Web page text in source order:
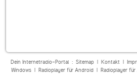
Dein Internetradio-Portal : Sitemap| Kontakt|
Windows| Radioplayer für Android| Radioplayer